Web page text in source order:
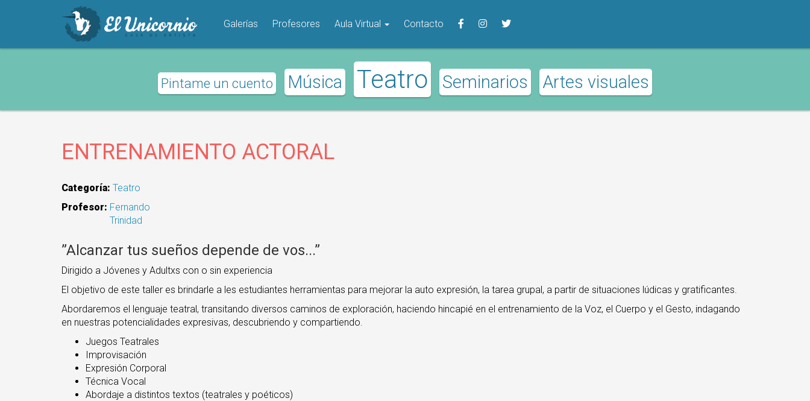
principal
Galerías Profesores Aula Virtual Contacto
Pintame un cuento Música Teatro Seminarios Artes visuales
ENTRENAMIENTO ACTORAL
Categoría: Teatro
Profesor: Fernando
Trinidad
”Alcanzar tus sueños depende de vos...”
Dirigido a Jóvenes y Adultxs con o sin experiencia
El objetivo de este taller es brindarle a les estudiantes herramientas para mejorar la auto expresión, la tarea grupal, a partir de situaciones lúdicas y gratificantes.
Abordaremos el lenguaje teatral, transitando diversos caminos de exploración, haciendo hincapié en el entrenamiento de la Voz, el Cuerpo y el Gesto, indagando
en nuestras potencialidades expresivas, descubriendo y compartiendo.
Juegos Teatrales
Improvisación
Expresión Corporal
Técnica Vocal
Abordaje a distintos textos (teatrales y poéticos)